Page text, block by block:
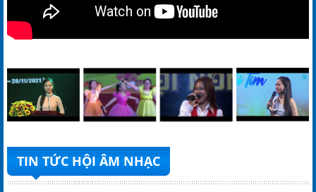
TIN TỨC HỘI ÂM NHẠC